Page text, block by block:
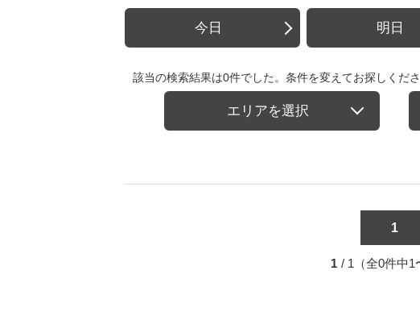
今日 明日
該当の検索結果は0件でした。条件を変えてお探しくださ
エリアを選択
1
1 / 1（全0件中1